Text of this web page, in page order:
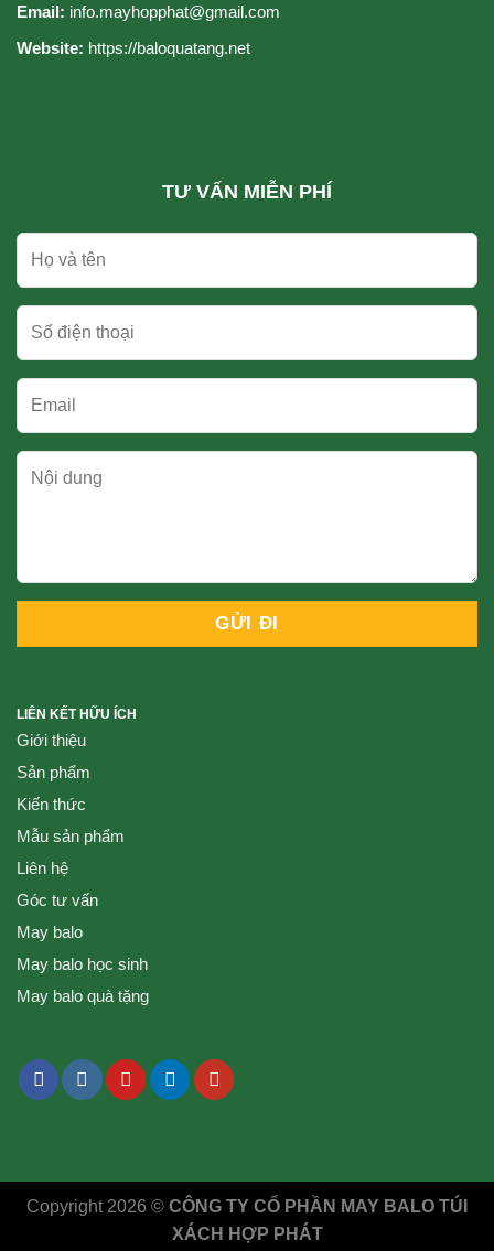
Email: info.mayhopphat@gmail.com
Website: https://baloquatang.net
TƯ VẤN MIỄN PHÍ
LIÊN KẾT HỮU ÍCH
Giới thiệu
Sản phẩm
Kiến thức
Mẫu sản phẩm
Liên hệ
Góc tư vấn
May balo
May balo học sinh
May balo quà tặng
Copyright 2026 © CÔNG TY CỔ PHẦN MAY BALO TÚI
XÁCH HỢP PHÁT